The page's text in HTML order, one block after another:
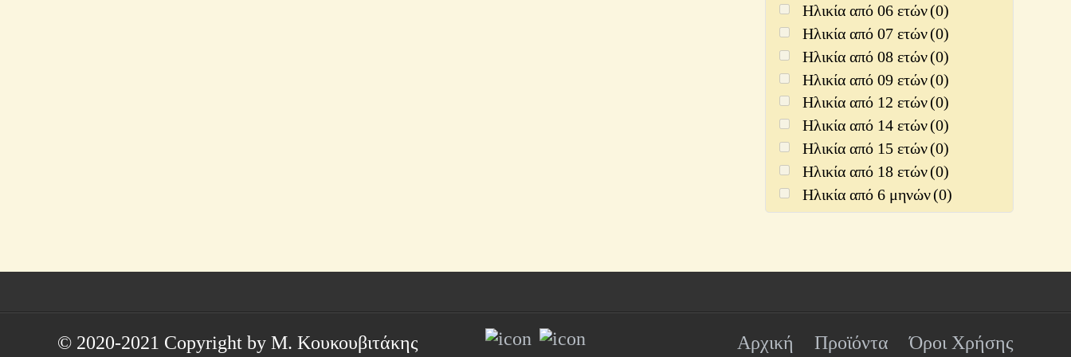
Ηλικία από 06 ετών(0)
Ηλικία από 07 ετών(0)
Ηλικία από 08 ετών(0)
Ηλικία από 09 ετών(0)
Ηλικία από 12 ετών(0)
Ηλικία από 14 ετών(0)
Ηλικία από 15 ετών(0)
Ηλικία από 18 ετών(0)
Ηλικία από 6 μηνών(0)
Αρχική Προϊόντα Όροι Χρήσης
© 2020-2021 Copyright by Μ. Κουκουβιτάκης